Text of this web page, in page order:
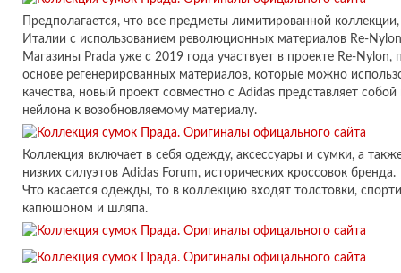
Предполагается, что все предметы лимитированной
Италии с использованием революционных материалов Re-
Магазины Prada уже с 2019 года участвует в проекте Re-Nylon,
основе регенерированных материалов, которые можно
качества, новый проект совместно с Adidas представляет
нейлона к возобновляемому материалу.
Коллекция включает в себя одежду, аксессуары и сумки, а
низких силуэтов Adidas Forum, исторических кроссовок бренда.
Что касается одежды, то в коллекцию входят толстовки,
капюшоном и шляпа.